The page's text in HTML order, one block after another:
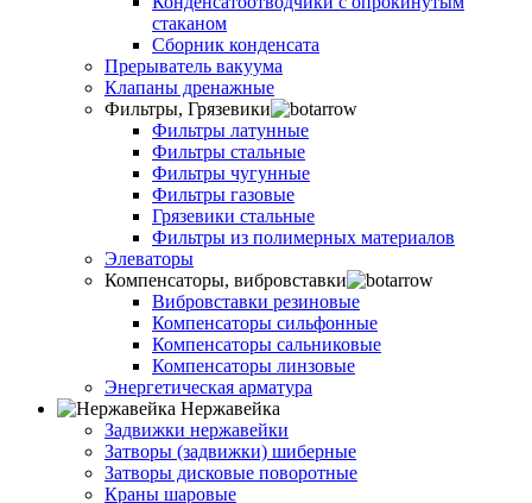
стаканом
Сборник конденсата
Прерыватель вакуума
Клапаны дренажные
Фильтры, Грязевики
Фильтры латунные
Фильтры стальные
Фильтры чугунные
Фильтры газовые
Грязевики стальные
Фильтры из полимерных материалов
Элеваторы
Компенсаторы, вибровставки
Вибровставки резиновые
Компенсаторы сильфонные
Компенсаторы сальниковые
Компенсаторы линзовые
Энергетическая арматура
Нержавейка
Задвижки нержавейки
Затворы (задвижки) шиберные
Затворы дисковые поворотные
Краны шаровые